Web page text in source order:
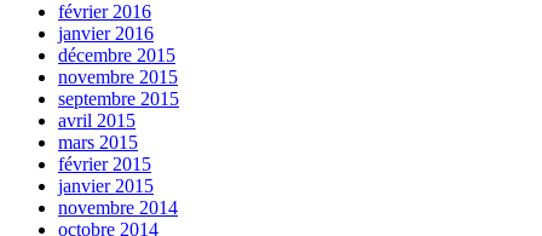
février 2016
janvier 2016
décembre 2015
novembre 2015
septembre 2015
avril 2015
mars 2015
février 2015
janvier 2015
novembre 2014
octobre 2014